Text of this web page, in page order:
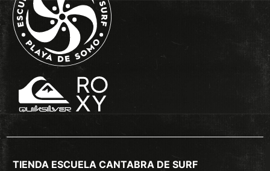
TIENDA ESCUELA CANTABRA DE SURF